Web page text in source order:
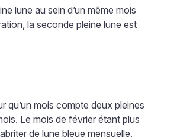
lune au sein d’un même mois
la seconde pleine lune est
qu’un mois compte deux pleines
Le mois de février étant plus
de lune bleue mensuelle.